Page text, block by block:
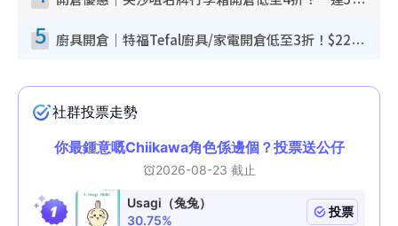
5 廚具開倉｜特福Tefal廚具/家電開倉低至3折！$220起買平底鍋/炒鑊/湯煲！電飯煲/吸塵機/燙斗$418起